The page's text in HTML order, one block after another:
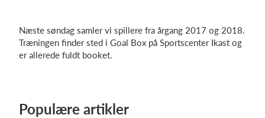
Næste søndag samler vi spillere fra årgang 2017 og 2018.
Træningen finder sted i Goal Box på Sportscenter Ikast og
er allerede fuldt booket.
Populære artikler